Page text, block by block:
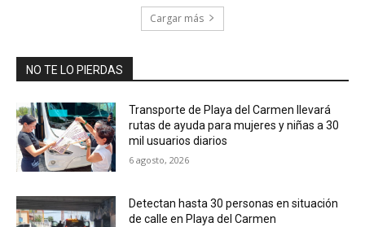
Cargar más
NO TE LO PIERDAS
Transporte de Playa del Carmen llevará
rutas de ayuda para mujeres y niñas a 30
mil usuarios diarios
6 agosto, 2026
Detectan hasta 30 personas en situación
de calle en Playa del Carmen